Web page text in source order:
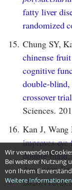
fatty liver
randomized
15. Chung SY,
chinense
cognitive
double-
crossover
Sciences.
16. Kan J, Wang
improves
double-blind,
American
Wir verwenden
Bei weiterer Nutzung
von Ihrem
Weitere Informationen